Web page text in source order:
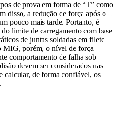
de prova em forma de “T” como
disso, a redução de força após o
pouco mais tarde. Portanto, é
limite de carregamento com base
de juntas soldadas em filete
MIG, porém, o nível de força
comportamento de falha sob
devem ser considerados nas
calcular, de forma confiável, os